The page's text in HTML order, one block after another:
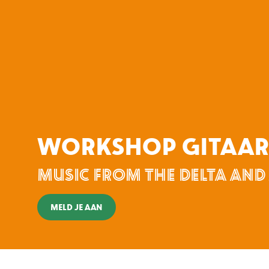
WORKSHOP GITAAR
MUSIC FROM THE DELTA
MELD JE AAN